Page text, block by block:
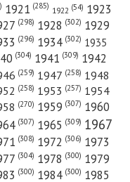
Север»
Север»
1921 (285) 1922 (54) 1923
(298) 1928 (302) 1929
(296) 1934 (302) 1935
(304) 1941 (309) 1942
(259) 1947 (258) 1948
(258) 1953 (257) 1954
(270) 1959 (307) 1960
(307) 1965 (309) 1967
(308) 1972 (306) 1973
(304) 1978 (300) 1979
(300) 1984 (300) 1985